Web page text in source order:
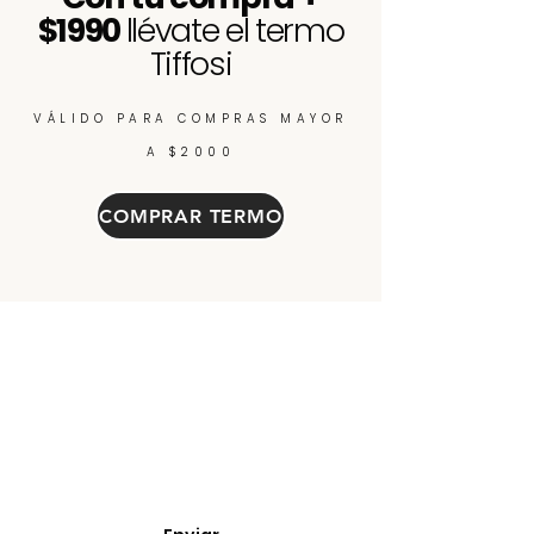
$1990llévate el termo
Tiffosi
VÁLIDO PARA COMPRAS MAYOR
A $2000
COMPRAR TERMO